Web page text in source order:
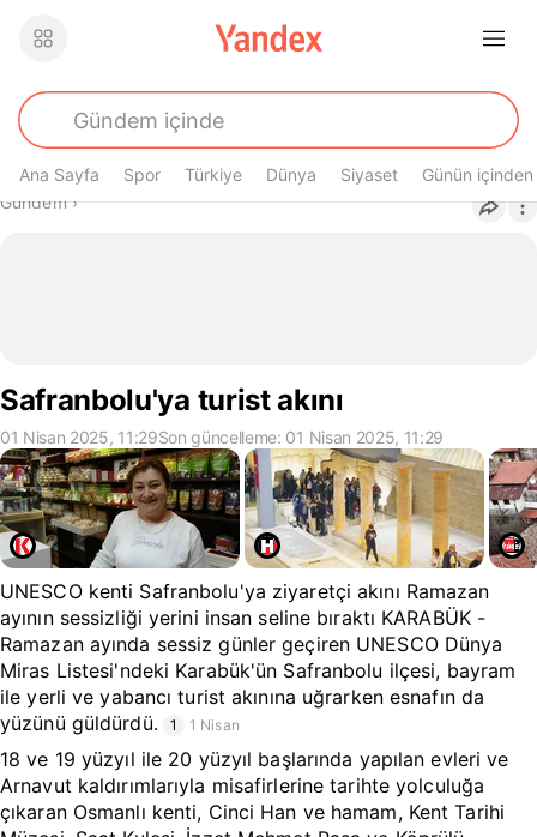
Ana Sayfa Spor Türkiye Dünya Siyaset Günün içinden
Buradasın
Gündem›
Safranbolu'ya turist akını
01 Nisan 2025, 11:29Son güncelleme: 01 Nisan 2025, 11:29
UNESCO kenti Safranbolu'ya ziyaretçi akını Ramazan
ayının sessizliği yerini insan seline bıraktı KARABÜK -
Ramazan ayında sessiz günler geçiren UNESCO Dünya
Miras Listesi'ndeki Karabük'ün Safranbolu ilçesi, bayram
ile yerli ve yabancı turist akınına uğrarken esnafın da
yüzünü güldürdü.
1 1 Nisan
18 ve 19 yüzyıl ile 20 yüzyıl başlarında yapılan evleri ve
Arnavut kaldırımlarıyla misafirlerine tarihte yolculuğa
çıkaran Osmanlı kenti, Cinci Han ve hamam, Kent Tarihi